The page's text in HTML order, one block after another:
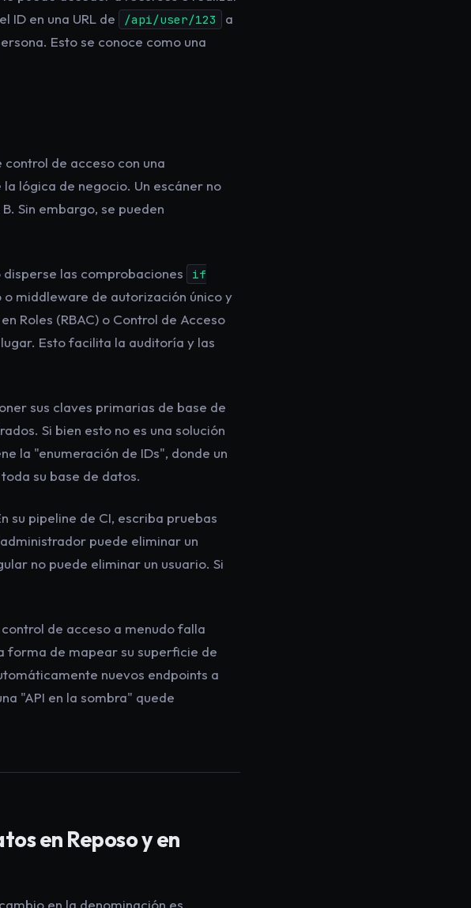
ID en una URL de
/api/user/123 a
Esto se conoce como una
de acceso con una
lógica de negocio. Un escáner no
Sin embargo, se pueden
disperse las comprobaciones
if
middleware de autorización único y
Roles (RBAC) o Control de Acceso
Esto facilita la auditoría y las
sus claves primarias de base de
Si bien esto no es una solución
la "enumeración de IDs", donde un
su base de datos.
su pipeline de CI, escriba pruebas
puede eliminar un
no puede eliminar un usuario. Si
de acceso a menudo falla
forma de mapear su superficie de
nuevos endpoints a
"API en la sombra" quede
en Reposo y en
en la denominación es